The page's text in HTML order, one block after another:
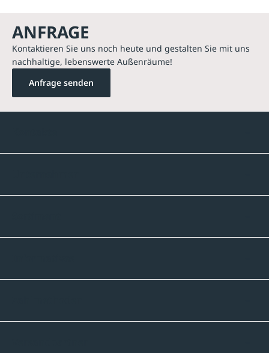
ANFRAGE
Kontaktieren Sie uns noch heute und gestalten Sie mit uns
nachhaltige, lebenswerte Außenräume!
Anfrage senden